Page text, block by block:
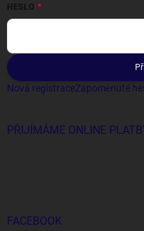
HESLO
Nová registraceZapomenuté
PŘIJÍMÁME ONLINE
FACEBOOK